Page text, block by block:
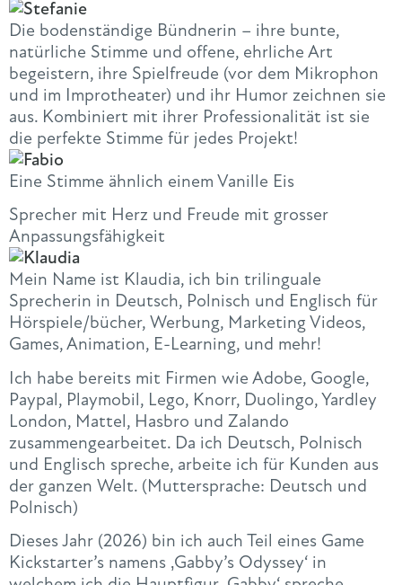
Die bodenständige Bündnerin – ihre bunte,
natürliche Stimme und offene, ehrliche Art
begeistern, ihre Spielfreude (vor dem Mikrophon
und im Improtheater) und ihr Humor zeichnen sie
aus. Kombiniert mit ihrer Professionalität ist sie
die perfekte Stimme für jedes Projekt!
Eine Stimme ähnlich einem Vanille Eis
Sprecher mit Herz und Freude mit grosser
Anpassungsfähigkeit
Mein Name ist Klaudia, ich bin trilinguale
Sprecherin in Deutsch, Polnisch und Englisch für
Hörspiele/bücher, Werbung, Marketing Videos,
Games, Animation, E-Learning, und mehr!
Ich habe bereits mit Firmen wie Adobe, Google,
Paypal, Playmobil, Lego, Knorr, Duolingo, Yardley
London, Mattel, Hasbro und Zalando
zusammengearbeitet. Da ich Deutsch, Polnisch
und Englisch spreche, arbeite ich für Kunden aus
der ganzen Welt. (Muttersprache: Deutsch und
Polnisch)
Dieses Jahr (2026) bin ich auch Teil eines Game
Kickstarter’s namens ‚Gabby’s Odyssey‘ in